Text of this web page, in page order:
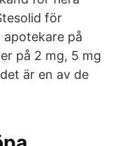
för
på
på 2 mg, 5 mg
är en av de